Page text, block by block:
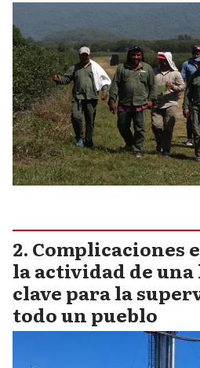
Complicaciones
la actividad de una
clave para la
todo un pueblo